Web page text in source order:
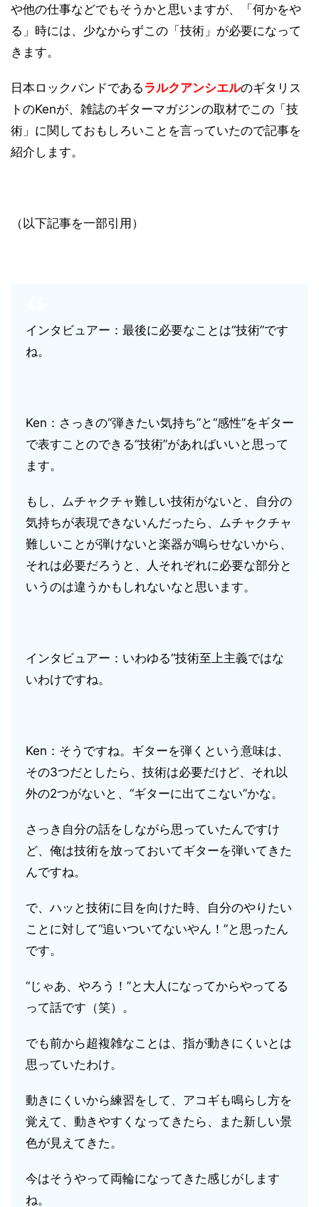
や他の仕事などでもそうかと思いますが、「何かをや
る」時には、少なからずこの「技術」が必要になって
きます。
日本ロックバンドであるラルクアンシエルのギタリス
トのKenが、雑誌のギターマガジンの取材でこの「技
術」に関しておもしろいことを言っていたので記事を
紹介します。
（以下記事を一部引用）
インタビュアー：最後に必要なことは“技術”です
ね。
Ken：さっきの“弾きたい気持ち”と“感性”をギター
で表すことのできる“技術”があればいいと思って
ます。
もし、ムチャクチャ難しい技術がないと、自分の
気持ちが表現できないんだったら、ムチャクチャ
難しいことが弾けないと楽器が鳴らせないから、
それは必要だろうと、人それぞれに必要な部分と
いうのは違うかもしれないなと思います。
インタビュアー：いわゆる“技術至上主義ではな
いわけですね。
Ken：そうですね。ギターを弾くという意味は、
その3つだとしたら、技術は必要だけど、それ以
外の2つがないと、“ギターに出てこない”かな。
さっき自分の話をしながら思っていたんですけ
ど、俺は技術を放っておいてギターを弾いてきた
んですね。
で、ハッと技術に目を向けた時、自分のやりたい
ことに対して“追いついてないやん！”と思ったん
です。
“じゃあ、やろう！”と大人になってからやってる
って話です（笑）。
でも前から超複雑なことは、指が動きにくいとは
思っていたわけ。
動きにくいから練習をして、アコギも鳴らし方を
覚えて、動きやすくなってきたら、また新しい景
色が見えてきた。
今はそうやって両輪になってきた感じがします
ね。